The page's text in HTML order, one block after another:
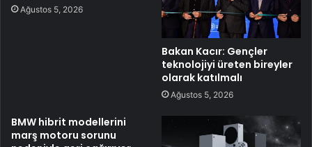
Ağustos 5, 2026
Bakan Kacır: Gençler
teknolojiyi üreten bireyler
olarak katılmalı
Ağustos 5, 2026
BMW hibrit modellerini
marş motoru sorunu